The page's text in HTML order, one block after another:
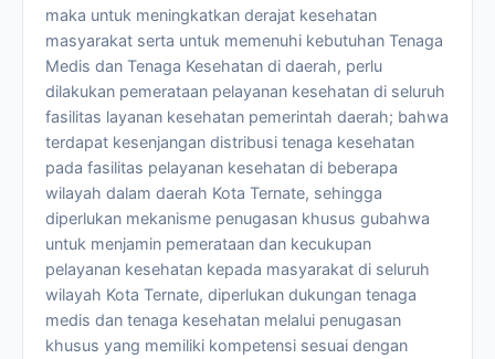
maka untuk meningkatkan derajat kesehatan
masyarakat serta untuk memenuhi kebutuhan Tenaga
Medis dan Tenaga Kesehatan di daerah, perlu
dilakukan pemerataan pelayanan kesehatan di seluruh
fasilitas layanan kesehatan pemerintah daerah; bahwa
terdapat kesenjangan distribusi tenaga kesehatan
pada fasilitas pelayanan kesehatan di beberapa
wilayah dalam daerah Kota Ternate, sehingga
diperlukan mekanisme penugasan khusus gubahwa
untuk menjamin pemerataan dan kecukupan
pelayanan kesehatan kepada masyarakat di seluruh
wilayah Kota Ternate, diperlukan dukungan tenaga
medis dan tenaga kesehatan melalui penugasan
khusus yang memiliki kompetensi sesuai dengan